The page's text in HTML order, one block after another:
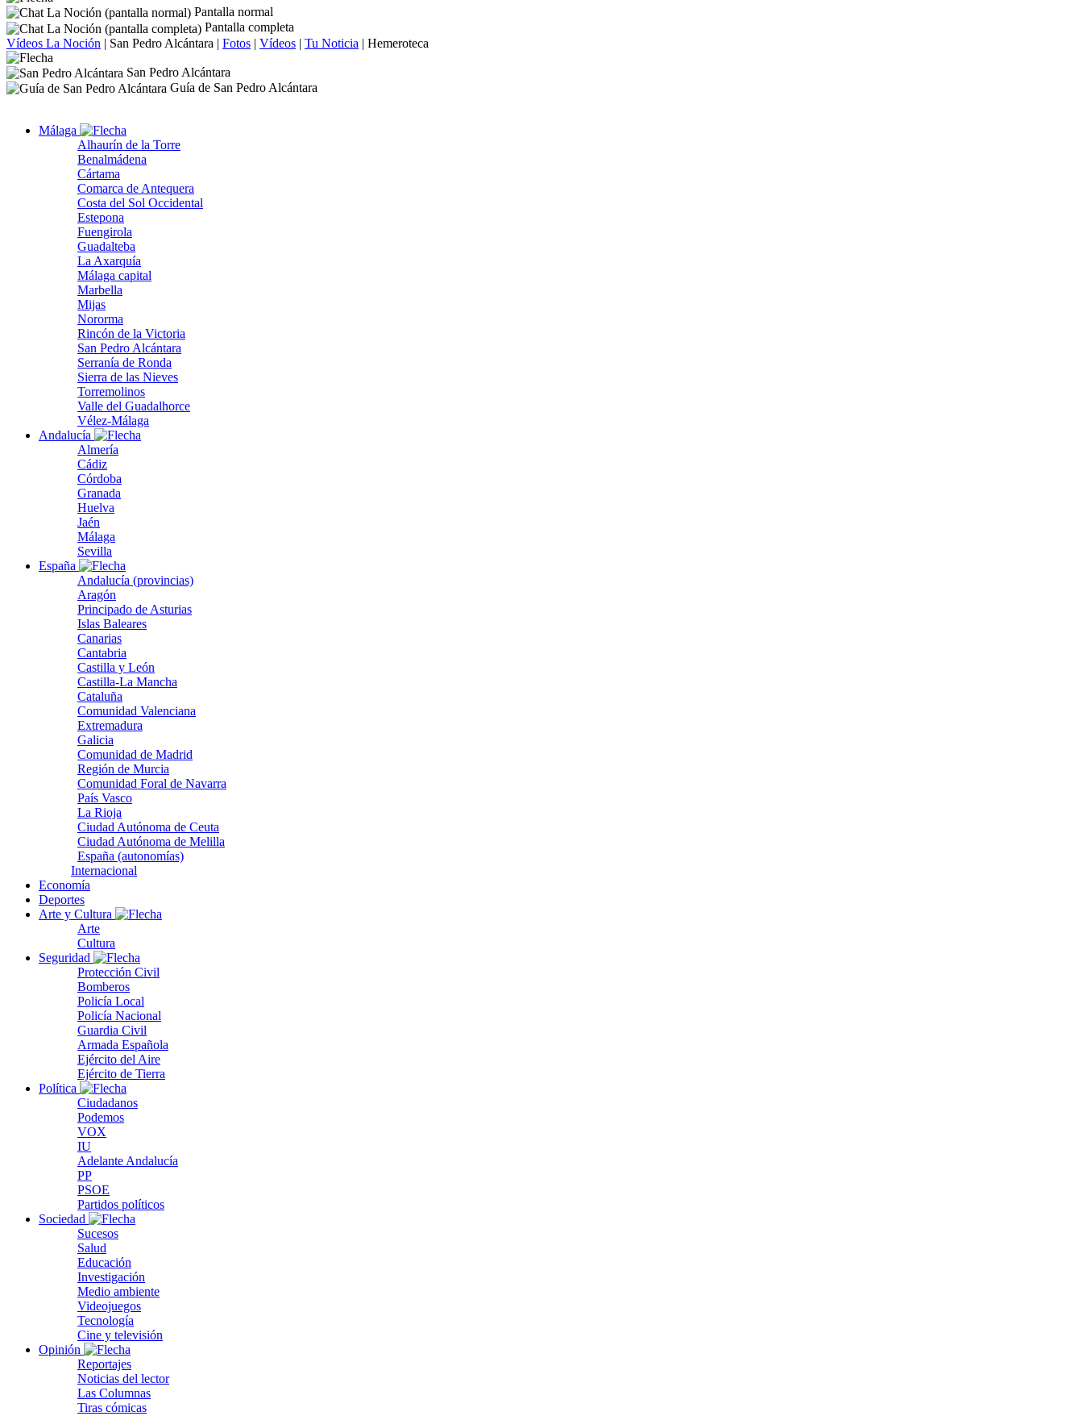
Pantalla normal
Pantalla completa
Vídeos La Noción | San Pedro Alcántara | Fotos | Vídeos | Tu Noticia | Hemeroteca
San Pedro Alcántara
Guía de San Pedro Alcántara
Málaga
Alhaurín de la Torre
Benalmádena
Cártama
Comarca de Antequera
Costa del Sol Occidental
Estepona
Fuengirola
Guadalteba
La Axarquía
Málaga capital
Marbella
Mijas
Nororma
Rincón de la Victoria
San Pedro Alcántara
Serranía de Ronda
Sierra de las Nieves
Torremolinos
Valle del Guadalhorce
Vélez-Málaga
Andalucía
Almería
Cádiz
Córdoba
Granada
Huelva
Jaén
Málaga
Sevilla
España
Andalucía (provincias)
Aragón
Principado de Asturias
Islas Baleares
Canarias
Cantabria
Castilla y León
Castilla-La Mancha
Cataluña
Comunidad Valenciana
Extremadura
Galicia
Comunidad de Madrid
Región de Murcia
Comunidad Foral de Navarra
País Vasco
La Rioja
Ciudad Autónoma de Ceuta
Ciudad Autónoma de Melilla
España (autonomías)
Internacional
Economía
Deportes
Arte y Cultura
Arte
Cultura
Seguridad
Protección Civil
Bomberos
Policía Local
Policía Nacional
Guardia Civil
Armada Española
Ejército del Aire
Ejército de Tierra
Política
Ciudadanos
Podemos
VOX
IU
Adelante Andalucía
PP
PSOE
Partidos políticos
Sociedad
Sucesos
Salud
Educación
Investigación
Medio ambiente
Videojuegos
Tecnología
Cine y televisión
Opinión
Reportajes
Noticias del lector
Las Columnas
Tiras cómicas